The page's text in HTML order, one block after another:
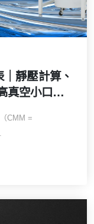
靜壓計算、
真空小口徑
CMM =